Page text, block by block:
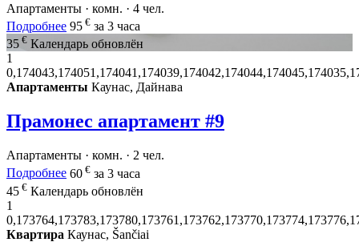
Апартаменты · комн. · 4 чел.
Подробнее 95 € за 3 часа
35 € Календарь обновлён
1
Апартаменты Каунас, Дайнава
Прамонес апартамент #9
Апартаменты · комн. · 2 чел.
Подробнее 60 € за 3 часа
45 € Календарь обновлён
1
Квартира Каунас, Šančiai